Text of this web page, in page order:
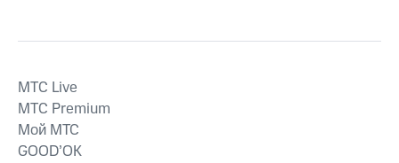
MTС Live
MTС Premium
Мой МТС
GOOD’OK